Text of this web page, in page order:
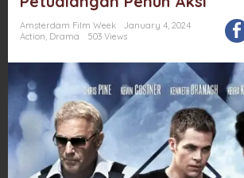
Amsterdam Film Week
January 4, 2024
Action, Drama 503 Views